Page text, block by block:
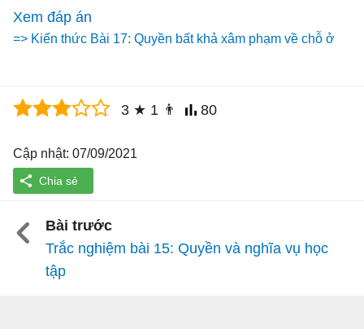
Xem đáp án
=> Kiến thức Bài 17: Quyền bất khả xâm phạm về chỗ ở
3 ★ 1 👨 80
Cập nhật: 07/09/2021
Bài trước
Trắc nghiệm bài 15: Quyền và nghĩa vụ học
tập